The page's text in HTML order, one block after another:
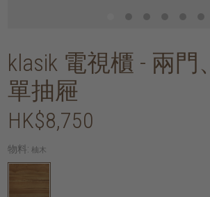
klasik 電視櫃 - 兩門、
單抽屜
HK$8,750
物料: 柚木